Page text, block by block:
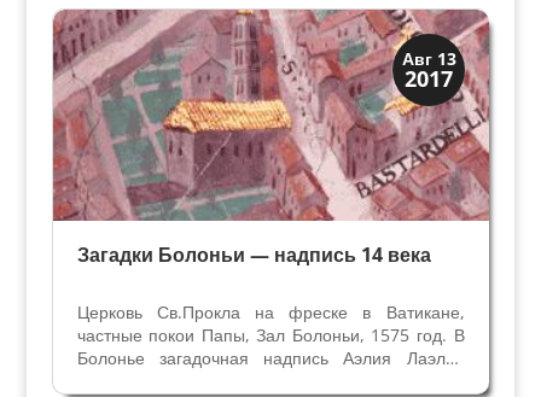
источника сообщают нам о...
Авг 13
2017
Загадки прошлого
История
Загадки Болоньи — надпись 14 века
Церковь Св.Прокла на фреске в Ватикане,
частные покои Папы, Зал Болоньи, 1575 год. В
Болонье загадочная надпись Аэлия Лаэлия